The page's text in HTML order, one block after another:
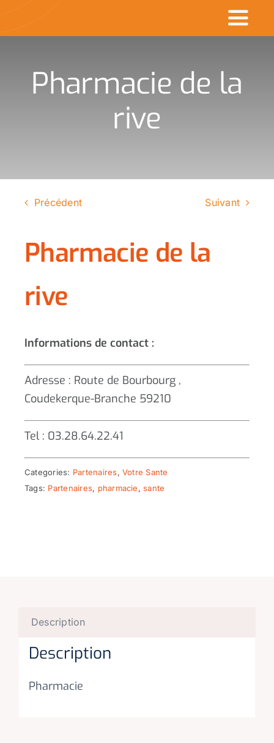
Commerçants en
Made in CDK
Rechercher
Pharmacie de la
rive
Précédent Suivant
Pharmacie de la
rive
Informations de contact :
Adresse : Route de Bourbourg ,
Coudekerque-Branche 59210
Tel : 03.28.64.22.41
Categories: Partenaires, Votre Sante
Tags: Partenaires, pharmacie,sante
Description
Description
Pharmacie